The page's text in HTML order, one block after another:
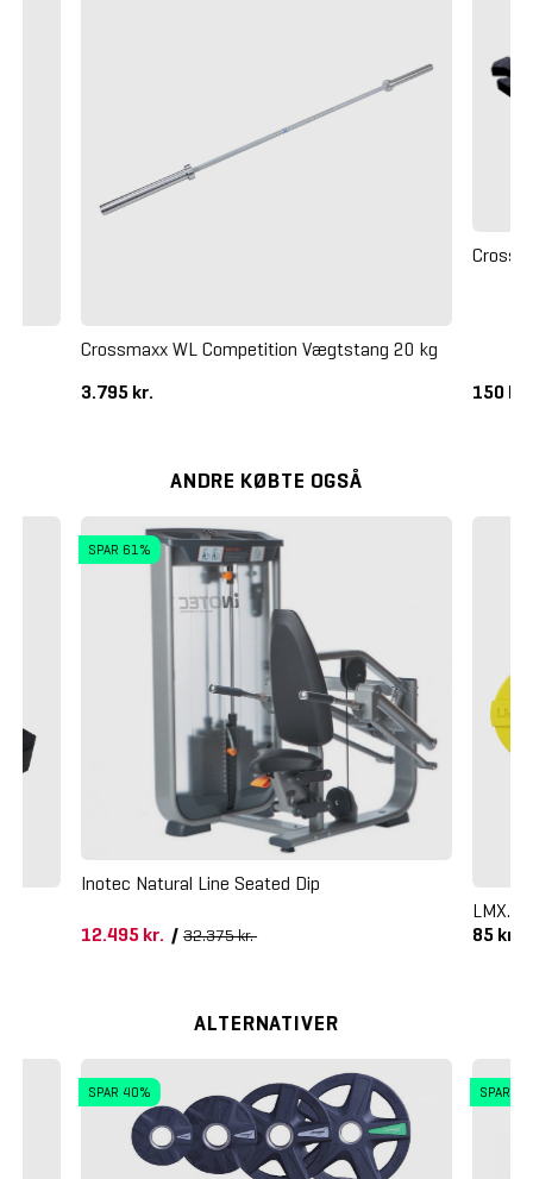
Crossmaxx WL Competition Vægtstang 20 kg
3.795 kr.
150 kr.
ANDRE KØBTE OGSÅ
SPAR 61%
Inotec Natural Line Seated Dip
12.495 kr. / 32.375 kr.
LMX.
85 kr.
ALTERNATIVER
SPAR 40% SPAR